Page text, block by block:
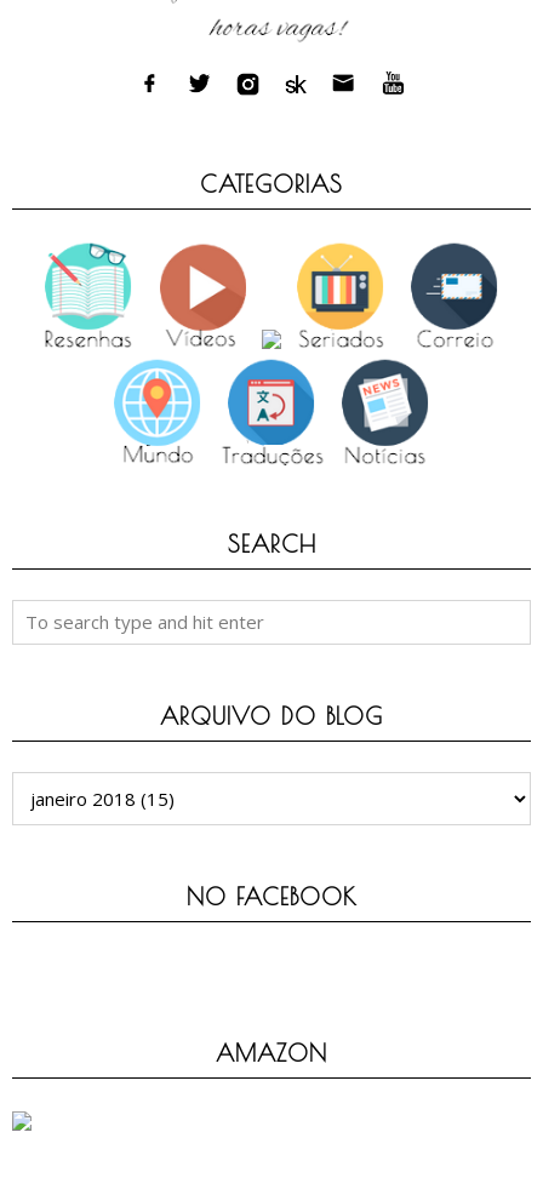
CATEGORIAS
SEARCH
ARQUIVO DO BLOG
NO FACEBOOK
AMAZON